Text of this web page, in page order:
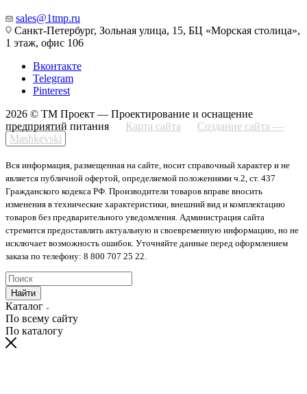
sales@1tmp.ru
Санкт-Петербург, Зольная улица, 15, БЦ «Морская столица»,
1 этаж, офис 106
Вконтакте
Telegram
Pinterest
2026 © ТМ Проект — Проектирование и оснащение
предприятий питания
Карта сайта
Создание сайта —
Mashkevski
Вся информация, размещенная на сайте, носит справочный характер и не
является публичной офертой, определяемой положениями ч.2, ст. 437
Гражданского кодекса РФ. Производители товаров вправе вносить
изменения в технические характеристики, внешний вид и комплектацию
товаров без предварительного уведомления. Администрация сайта
стремится предоставлять актуальную и своевременную информацию, но не
исключает возможность ошибок. Уточняйте данные перед оформлением
заказа по телефону: 8 800 707 25 22.
Найти
Каталог
По всему сайту
По каталогу